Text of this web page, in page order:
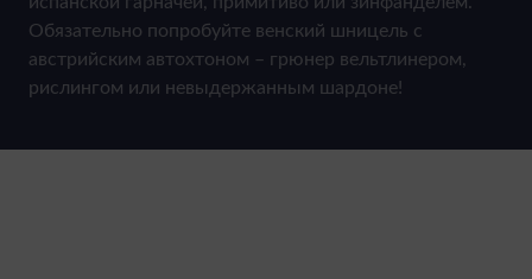
Обязательно попробуйте венский шницель с
австрийским автохтоном – грюнер вельтлинером,
рислингом или невыдержанным шардоне!